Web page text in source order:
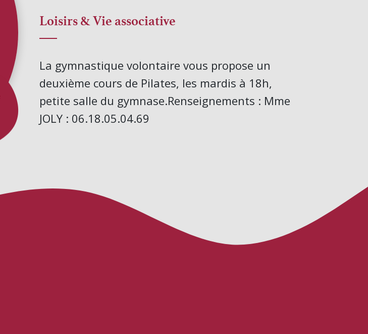
Loisirs & Vie associative
La gymnastique volontaire vous propose un
deuxième cours de Pilates, les mardis à 18h,
petite salle du gymnase.Renseignements : Mme
JOLY : 06.18.05.04.69